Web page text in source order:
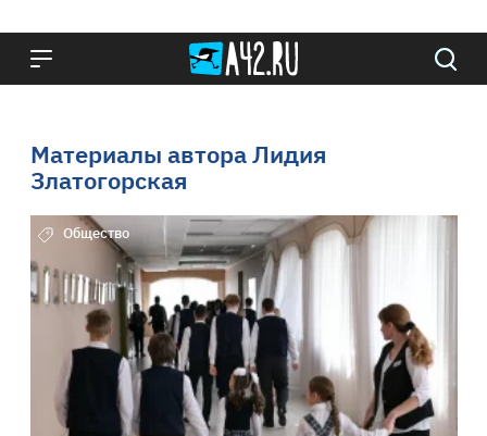
Материалы автора Лидия
Златогорская
Общество